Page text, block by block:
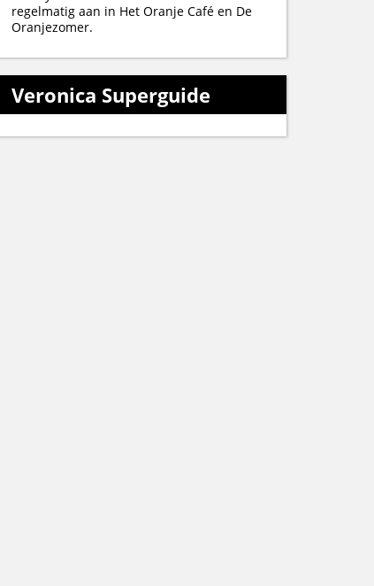
regelmatig aan in Het Oranje Café en De
Oranjezomer.
Veronica Superguide